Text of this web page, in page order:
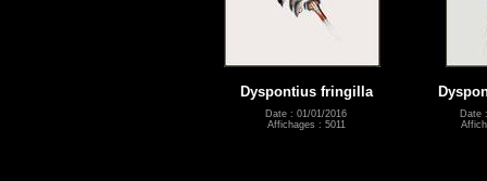
Dyspontius fringilla
Date : 01/01/2016
Affichages : 5011
Date